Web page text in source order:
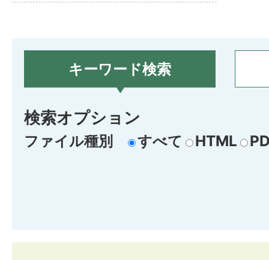
キーワード検索
検索オプション
ファイル種別 すべて HTML